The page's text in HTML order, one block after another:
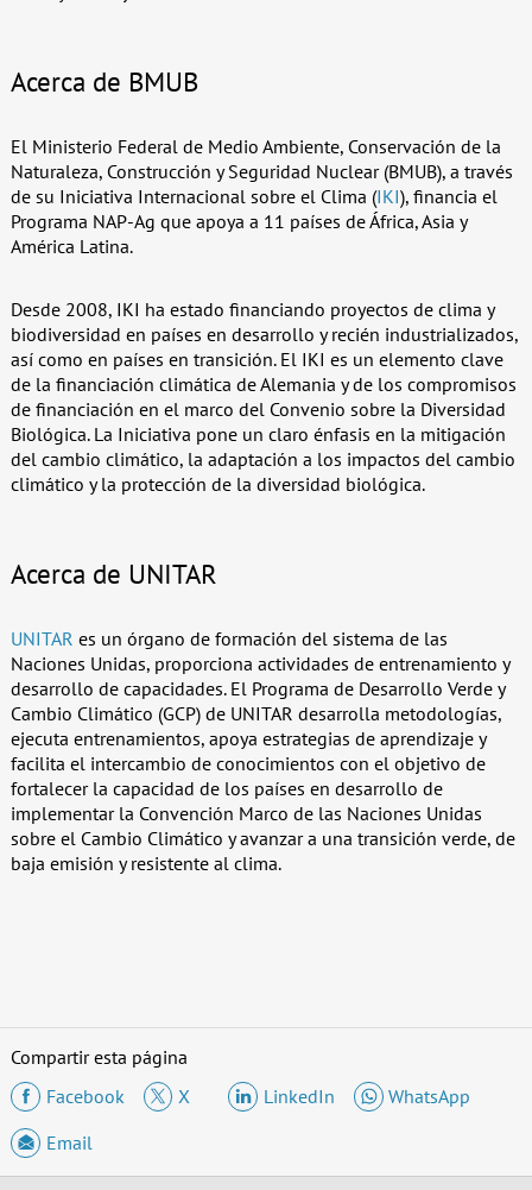
Acerca de BMUB
El Ministerio Federal de Medio Ambiente, Conservación de la
Naturaleza, Construcción y Seguridad Nuclear (BMUB), a través
de su Iniciativa Internacional sobre el Clima (IKI), financia el
Programa NAP-Ag que apoya a 11 países de África, Asia y
América Latina.
Desde 2008, IKI ha estado financiando proyectos de clima y
biodiversidad en países en desarrollo y recién industrializados,
así como en países en transición. El IKI es un elemento clave
de la financiación climática de Alemania y de los compromisos
de financiación en el marco del Convenio sobre la Diversidad
Biológica. La Iniciativa pone un claro énfasis en la mitigación
del cambio climático, la adaptación a los impactos del cambio
climático y la protección de la diversidad biológica.
Acerca de UNITAR
UNITAR es un órgano de formación del sistema de las
Naciones Unidas, proporciona actividades de entrenamiento y
desarrollo de capacidades. El Programa de Desarrollo Verde y
Cambio Climático (GCP) de UNITAR desarrolla metodologías,
ejecuta entrenamientos, apoya estrategias de aprendizaje y
facilita el intercambio de conocimientos con el objetivo de
fortalecer la capacidad de los países en desarrollo de
implementar la Convención Marco de las Naciones Unidas
sobre el Cambio Climático y avanzar a una transición verde, de
baja emisión y resistente al clima.
Compartir esta página
Facebook
X LinkedIn
WhatsApp
Email